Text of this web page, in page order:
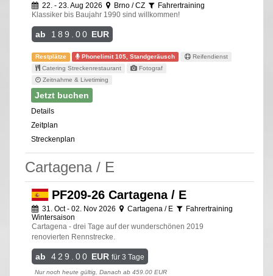
22. - 23. Aug 2026 Brno / CZ
Fahrertraining
Klassiker bis Baujahr 1990 sind willkommen!
ab 189.00 EUR
Restplätze Phonelimit 105, Standgeräusch
Reifendienst
Catering Streckenrestaurant
Fotograf
Zeitnahme & Livetiming
Jetzt buchen
Details
Zeitplan
Streckenplan
Cartagena / E
PF209-26 Cartagena / E
31. Oct - 02. Nov 2026 Cartagena / E
Fahrertraining
Wintersaison
Cartagena - drei Tage auf der wunderschönen 2019
renovierten Rennstrecke.
ab 429.00 EUR für 3 Tage
Nur noch heute gültig, Danach ab 459.00 EUR